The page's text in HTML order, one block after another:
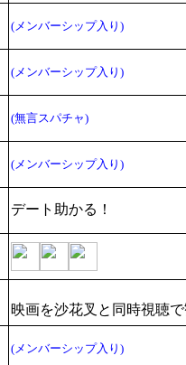
(メンバーシップ入り)
(メンバーシップ入り)
(無言スパチャ)
(メンバーシップ入り)
デート助かる！
映画を沙花叉と同時視聴
(メンバーシップ入り)